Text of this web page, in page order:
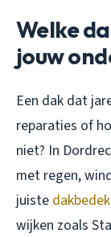
Welke
jouw
Een dak dat
reparaties of
niet? In
met regen,
juiste
wijken zoals